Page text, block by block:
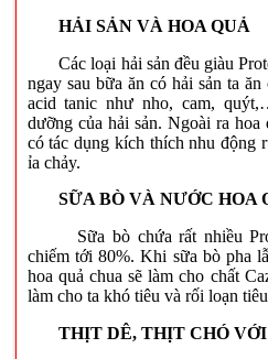
HẢI SẢN VÀ HOA QUẢ
Các loại hải sản đều giàu
ngay sau bữa ăn có hải sản ta
acid tanic như nho, cam,
dưỡng của hải sản. Ngoài ra
có tác dụng kích thích nhu động
ỉa chảy.
SỮA BÒ VÀ NƯỚC HOA
Sữa bò chứa rất nhiều
chiếm tới 80%. Khi sữa bò pha
hoa quả chua sẽ làm cho chất
làm cho ta khó tiêu và rối loạn
THỊT DÊ, THỊT CHÓ